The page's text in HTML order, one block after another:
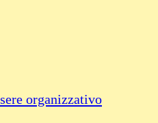
organizzativo